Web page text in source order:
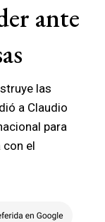
ante
las
a Claudio
para
el